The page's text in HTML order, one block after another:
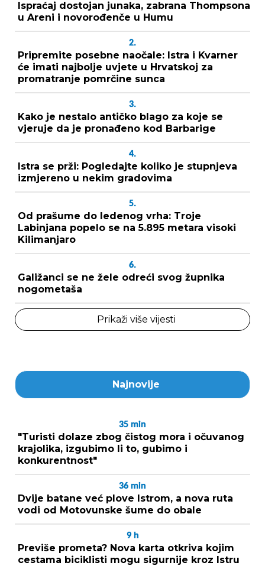
Ispraćaj dostojan junaka, zabrana Thompsona
u Areni i novorođenče u Humu
2.
Pripremite posebne naočale: Istra i Kvarner
će imati najbolje uvjete u Hrvatskoj za
promatranje pomrčine sunca
3.
Kako je nestalo antičko blago za koje se
vjeruje da je pronađeno kod Barbarige
4.
Istra se prži: Pogledajte koliko je stupnjeva
izmjereno u nekim gradovima
5.
Od prašume do ledenog vrha: Troje
Labinjana popelo se na 5.895 metara visoki
Kilimanjaro
6.
Galižanci se ne žele odreći svog župnika
nogometaša
Prikaži više vijesti
Najnovije
35 min
"Turisti dolaze zbog čistog mora i očuvanog
krajolika, izgubimo li to, gubimo i
konkurentnost"
36 min
Dvije batane već plove Istrom, a nova ruta
vodi od Motovunske šume do obale
9 h
Previše prometa? Nova karta otkriva kojim
cestama biciklisti mogu sigurnije kroz Istru